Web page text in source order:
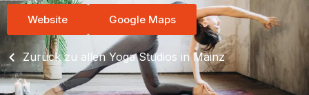
Website Google Maps
Zurück zu allen Yoga Studios in Mainz